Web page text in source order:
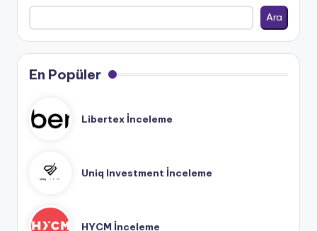
Ara
En Popüler
Libertex İnceleme
Uniq Investment İnceleme
HYCM İnceleme